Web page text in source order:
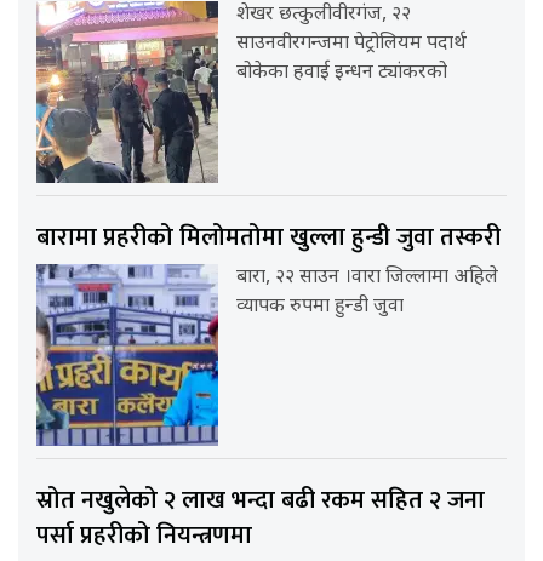
शेखर छत्कुलीवीरगंज, २२
साउनवीरगन्जमा पेट्रोलियम पदार्थ
बोकेका हवाई इन्धन ट्यांकरको
बारामा प्रहरीको मिलोमतोमा खुल्ला हुन्डी जुवा तस्करी
बारा, २२ साउन ।वारा जिल्लामा अहिले
व्यापक रुपमा हुन्डी जुवा
स्रोत नखुलेको २ लाख भन्दा बढी रकम सहित २ जना
पर्सा प्रहरीको नियन्त्रणमा